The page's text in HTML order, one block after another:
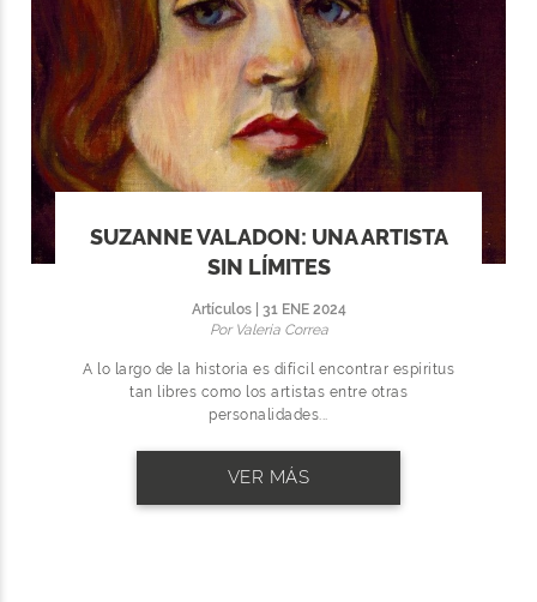
SUZANNE VALADON: UNA ARTISTA
SIN LÍMITES
Artículos | 31 ENE 2024
Por Valeria Correa
A lo largo de la historia es difícil encontrar espíritus
tan libres como los artistas entre otras
personalidades...
VER MÁS